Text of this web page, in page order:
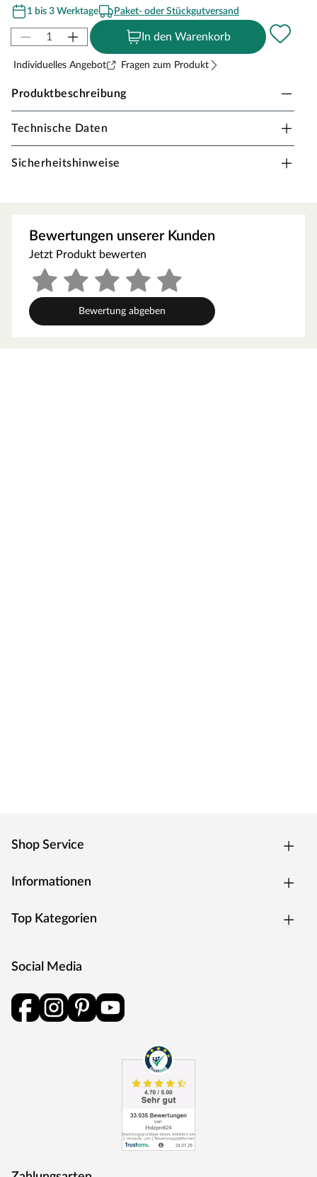
1 bis 3 Werktage
Paket- oder Stückgutversand
In den Warenkorb
Individuelles Angebot Fragen zum Produkt
Produktbeschreibung
Justierschlüssel / Einstellwerkzeug für Stellfüße
zur Verlegung von Terrassenplatten/Fliesen
Technische Daten
Sicherheitshinweise
Bewertungen unserer Kunden
Jetzt Produkt bewerten
Bewertung abgeben
Shop Service
Informationen
Top Kategorien
Social Media